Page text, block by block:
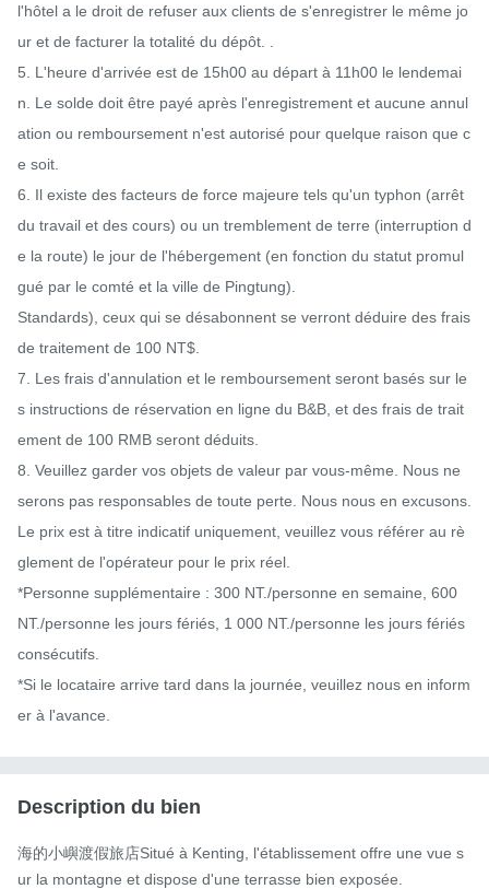
l'hôtel a le droit de refuser aux clients de s'enregistrer le même jo
ur et de facturer la totalité du dépôt. .
5. L'heure d'arrivée est de 15h00 au départ à 11h00 le lendemai
n. Le solde doit être payé après l'enregistrement et aucune annul
ation ou remboursement n'est autorisé pour quelque raison que c
e soit.
6. Il existe des facteurs de force majeure tels qu'un typhon (arrêt
du travail et des cours) ou un tremblement de terre (interruption d
e la route) le jour de l'hébergement (en fonction du statut promul
gué par le comté et la ville de Pingtung).
Standards), ceux qui se désabonnent se verront déduire des frais
de traitement de 100 NT$.
7. Les frais d'annulation et le remboursement seront basés sur le
s instructions de réservation en ligne du B&B, et des frais de trait
ement de 100 RMB seront déduits.
8. Veuillez garder vos objets de valeur par vous-même. Nous ne
serons pas responsables de toute perte. Nous nous en excusons.
Le prix est à titre indicatif uniquement, veuillez vous référer au rè
glement de l'opérateur pour le prix réel.
*Personne supplémentaire : 300 NT./personne en semaine, 600
NT./personne les jours fériés, 1 000 NT./personne les jours fériés
consécutifs.
*Si le locataire arrive tard dans la journée, veuillez nous en inform
er à l'avance.
Description du bien
海的小嶼渡假旅店Situé à Kenting, l'établissement offre une vue s
ur la montagne et dispose d'une terrasse bien exposée.